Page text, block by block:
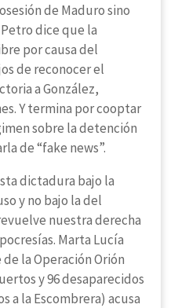
de Maduro sino
dice que la
por causa del
de reconocer el
a González,
Y termina por cooptar
sobre la detención
de “fake news”.
dictadura bajo la
y no bajo la del
nuestra derecha
Marta Lucía
la Operación Orión
y 96 desaparecidos
a la Escombrera) acusa